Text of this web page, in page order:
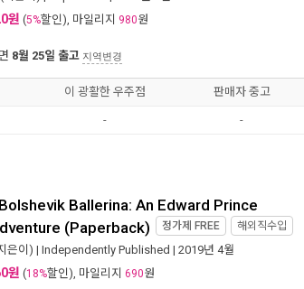
원 (5%할인), 마일리지 980원
8월 25일 출고 지역변경
이 광활한 우주점 판매자 중고
- -
Ballerina: An Edward Prince
(Paperback) 정가제 FREE 해외직수입
은이) | Independently Published | 2019년 4월
원 (18%할인), 마일리지 690원